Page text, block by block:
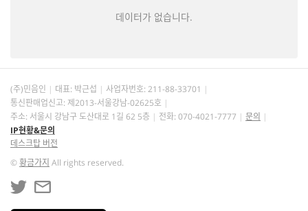
데이터가 없습니다.
(주)민음인 대표: 박근섭 사업자번호: 211-88-33701
통신판매업신고: 제2013-서울강남-02625호
주소: 서울시 강남구 도산대로 1길 62 5층
전화: 070-4021-7777
문의
IP현황&문의
데스크탑 버전
©황금가지 All rights reserved.